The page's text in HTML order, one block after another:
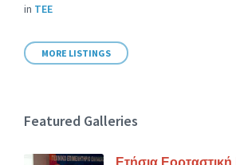
in ΤΕΕ
MORE LISTINGS
Featured Galleries
Ετήσια